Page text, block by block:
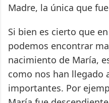
Madre, la única que
Si bien es cierto que
podemos encontrar
nacimiento de María,
como nos han llegado
importantes. Por